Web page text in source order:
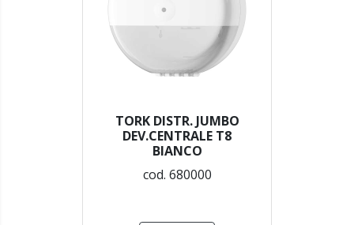
TORK DISTR. JUMBO
DEV.CENTRALE T8
BIANCO
cod. 680000